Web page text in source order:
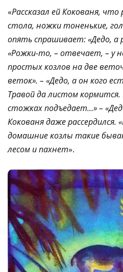
«Рассказал ей Кокованя,
стола, ножки тоненькие,
опять спрашивает: «Дедо, а
«Рожки-то, – отвечает, – у
простых козлов на две
веток». – «Дедо, а он кого
Травой да листом
стожках подъедает…» –
Кокованя даже
домашние козлы такие
лесом и пахнет».